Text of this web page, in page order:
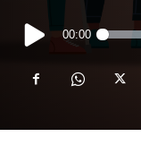
Reproductor
de
00:00